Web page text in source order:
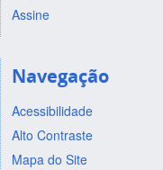
Assine
Navegação
Acessibilidade
Alto Contraste
Mapa do Site